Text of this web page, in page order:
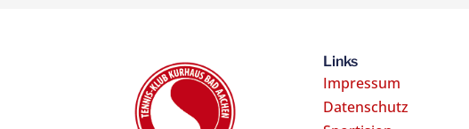
Links
Impressum
Datenschutz